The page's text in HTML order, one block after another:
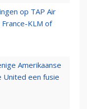
op TAP Air
KLM of
Amerikaanse
United een fusie